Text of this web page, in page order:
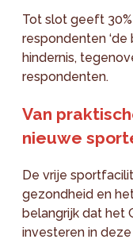
Tot slot geeft
respondenten ‘de
hindernis,
respondenten.
Van
nieuwe
De vrije
gezondheid en
belangrijk dat het
investeren in